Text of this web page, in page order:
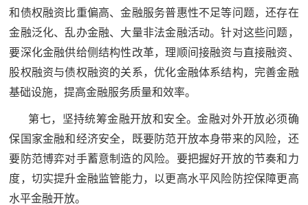
人
风
采
退
军
退
役
军
人
和债权融资比重偏高、金融服务普惠性不足等问题，还存在
金融泛化、乱办金融、大量非法金融活动。针对这些问题，
要深化金融供给侧结构性改革，理顺间接融资与直接融资、
股权融资与债权融资的关系，优化金融体系结构，完善金融
基础设施，提高金融服务质量和效率。
第七，坚持统筹金融开放和安全。金融对外开放必须确
保国家金融和经济安全，既要防范开放本身带来的风险，还
要防范博弈对手蓄意制造的风险。要把握好开放的节奏和力
度，切实提升金融监管能力，以更高水平风险防控保障更高
水平金融开放。